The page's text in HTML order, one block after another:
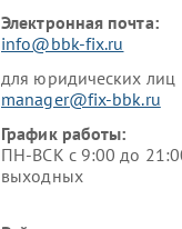
Электронная почта:
info@bbk-fix.ru
для юридических лиц
manager@fix-bbk.ru
График работы:
ПН-ВСК с 9:00 до
выходных